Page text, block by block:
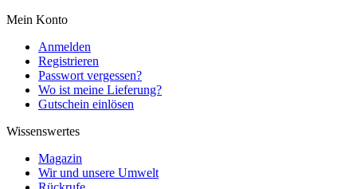
Mein Konto
Anmelden
Registrieren
Passwort vergessen?
Wo ist meine Lieferung?
Gutschein einlösen
Wissenswertes
Magazin
Wir und unsere Umwelt